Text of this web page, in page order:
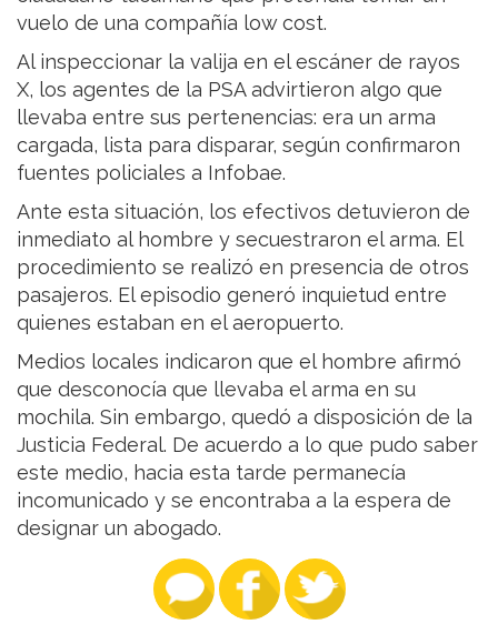
vuelo de una compañía low cost.
Al inspeccionar la valija en el escáner de rayos
X, los agentes de la PSA advirtieron algo que
llevaba entre sus pertenencias: era un arma
cargada, lista para disparar, según confirmaron
fuentes policiales a Infobae.
Ante esta situación, los efectivos detuvieron de
inmediato al hombre y secuestraron el arma. El
procedimiento se realizó en presencia de otros
pasajeros. El episodio generó inquietud entre
quienes estaban en el aeropuerto.
Medios locales indicaron que el hombre afirmó
que desconocía que llevaba el arma en su
mochila. Sin embargo, quedó a disposición de la
Justicia Federal. De acuerdo a lo que pudo saber
este medio, hacia esta tarde permanecía
incomunicado y se encontraba a la espera de
designar un abogado.